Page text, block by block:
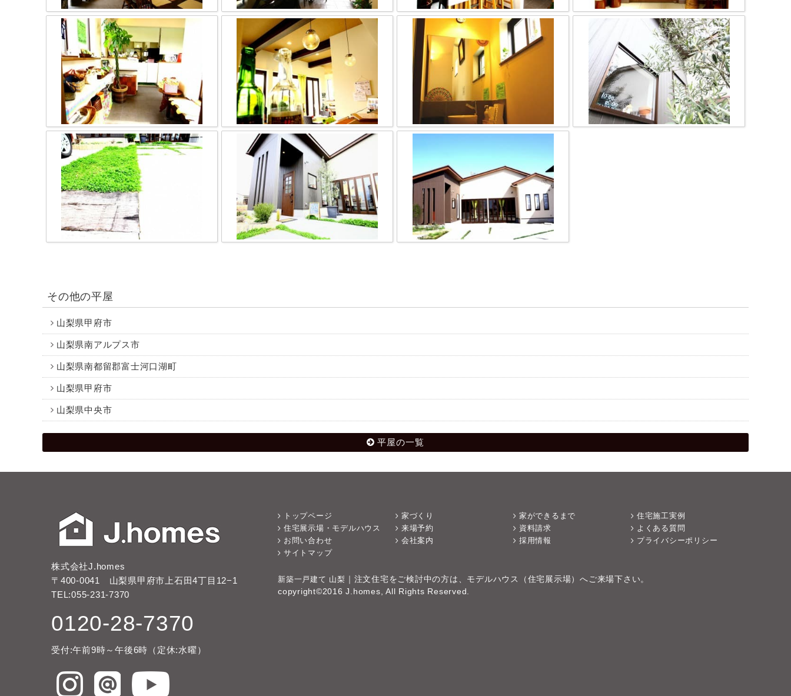
その他の平屋
山梨県甲府市
山梨県南アルプス市
山梨県南都留郡富士河口湖町
山梨県甲府市
山梨県中央市
平屋の一覧
株式会社J.homes
〒400-0041 山梨県甲府市上石田4丁目12−1
TEL:055-231-7370
0120-28-7370
受付:午前9時～午後6時（定休:水曜）
トップページ 家づくり 家ができるまで
住宅施工実例
住宅展示場・モデルハウス
来場予約 資料請求
よくある質問
お問い合わせ
会社案内 採用情報
プライバシーポリシー
サイトマップ
新築一戸建て 山梨 ｜注文住宅をご検討中の方は、モデルハウス（住宅展示場）へご来場下さい。
copyright©2016 J.homes, All Rights Reserved.